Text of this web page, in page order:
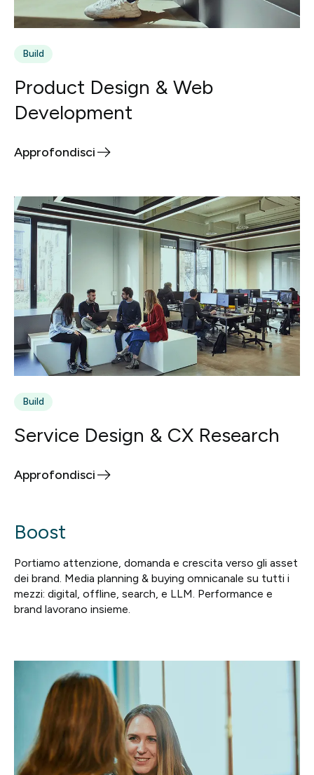
Build
Product Design & Web
Development
Approfondisci
Build
Service Design & CX Research
Approfondisci
Boost
Portiamo attenzione, domanda e crescita verso gli asset
dei brand. Media planning & buying omnicanale su tutti i
mezzi: digital, offline, search, e LLM. Performance e
brand lavorano insieme.